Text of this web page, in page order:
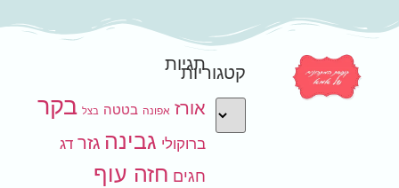
קטגוריות
תגיות
אורז אפונה בטטה בצל בקר
ברוקולי גבינה גזר דג
חגים חזה עוף